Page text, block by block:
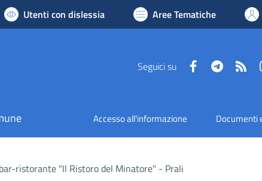
Utenti con dislessia Aree Tematiche
Seguici su FacebookTelegram
Accesso all'informazione Documenti
ristorante "Il Ristoro del Minatore" - Prali